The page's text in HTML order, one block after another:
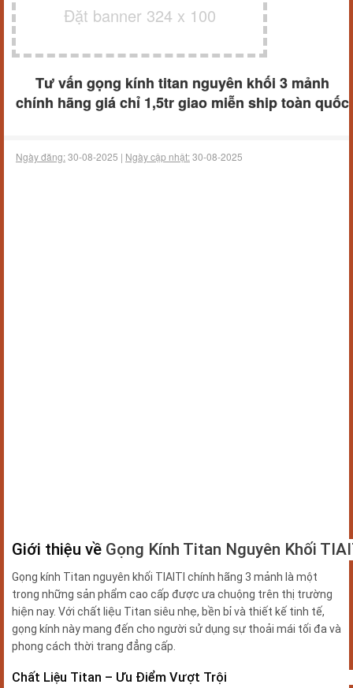
Đặt banner 324 x 100
Tư vấn gọng kính titan nguyên khối 3 mảnh
chính hãng giá chỉ 1,5tr giao miễn ship toàn quốc
Ngày đăng:30-08-2025 | Ngày cập nhật:30-08-2025
Giới thiệu về Gọng Kính Titan Nguyên Khối
Gọng kính Titan nguyên khối TIAITI chính hãng 3 mảnh là một
trong những sản phẩm cao cấp được ưa chuộng trên thị trường
hiện nay. Với chất liệu Titan siêu nhẹ, bền bỉ và thiết kế tinh tế,
gọng kính này mang đến cho người sử dụng sự thoải mái tối đa và
phong cách thời trang đẳng cấp.
Chất Liệu Titan – Ưu Điểm Vượt Trội